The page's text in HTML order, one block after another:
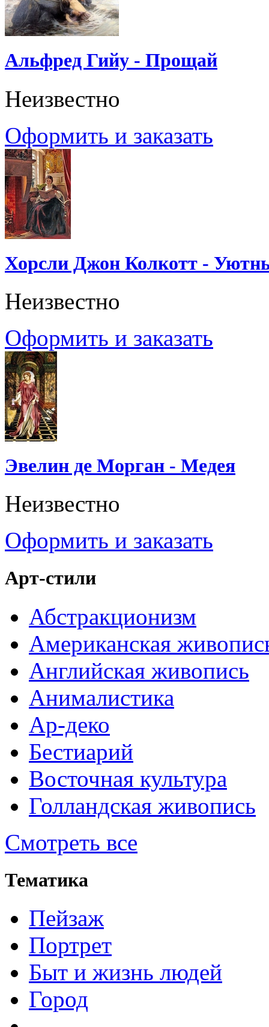
Альфред Гийу - Прощай
Неизвестно
Оформить и заказать
Хорсли Джон Колкотт -
Неизвестно
Оформить и заказать
Эвелин де Морган - Медея
Неизвестно
Оформить и заказать
Арт-стили
Абстракционизм
Американская
Английская живопись
Анималистика
Ар-деко
Бестиарий
Восточная культура
Голландская живопись
Смотреть все
Тематика
Пейзаж
Портрет
Быт и жизнь людей
Город